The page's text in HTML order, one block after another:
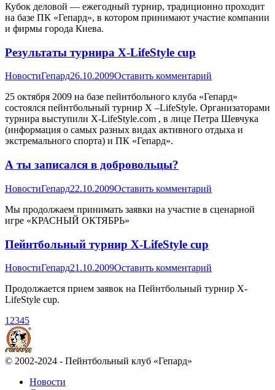
Кубок деловой — ежегодный турнир, традиционно проходит
на базе ПК «Гепард», в котором принимают участие компании
и фирмы города Киева.
Результаты турнира X-LifeStyle cup
НовостиГепард26.10.2009Оставить комментарий
25 октября 2009 на базе пейнтбольного клуба «Гепард»
состоялся пейнтбольный турнир X –LifeStyle. Организаторами
турнира выступили X-LifeStyle.com , в лице Петра Шевчука
(информация о самых разных видах активного отдыха и
экстремального спорта) и ПК «Гепард».
А ты записался в добровольцы?
НовостиГепард22.10.2009Оставить комментарий
Мы продолжаем принимать заявки на участие в сценарной
игре «КРАСНЫЙ ОКТЯБРЬ»
Пейнтбольный турнир X-LifeStyle cup
НовостиГепард21.10.2009Оставить комментарий
Продолжается прием заявок на Пейнтбольный турнир X-
LifeStyle cup.
1 2345
© 2002-2024 - Пейнтбольный клуб «Гепард»
Новости